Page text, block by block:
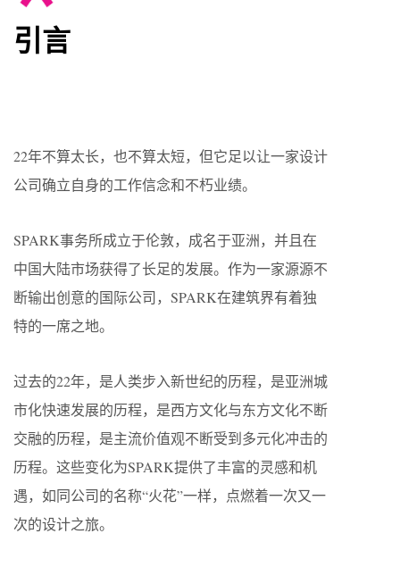
引言
22年不算太长，也不算太短，但它足以让一家设计
公司确立自身的工作信念和不朽业绩。
SPARK事务所成立于伦敦，成名于亚洲，并且在
中国大陆市场获得了长足的发展。作为一家源源不
断输出创意的国际公司，SPARK在建筑界有着独
特的一席之地。
过去的22年，是人类步入新世纪的历程，是亚洲城
市化快速发展的历程，是西方文化与东方文化不断
交融的历程，是主流价值观不断受到多元化冲击的
历程。这些变化为SPARK提供了丰富的灵感和机
遇，如同公司的名称“火花”一样，点燃着一次又一
次的设计之旅。